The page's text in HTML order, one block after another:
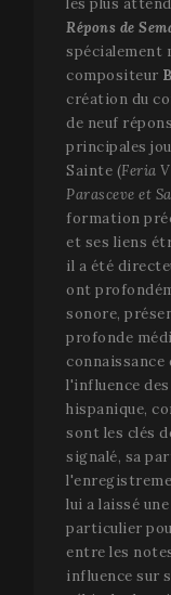
Répons de
spécialement
compositeur
création du
de neuf
principales
Sainte (Feria
Parasceve et
formation
et ses liens
il a été
ont
sonore,
profonde
connaissance
l'influence
hispanique,
sont les clés
signalé, sa
lui a laissé
particulier
entre les
influence sur